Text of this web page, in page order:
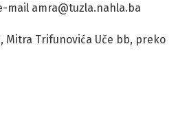
mail amra@tuzla.nahla.ba
Mitra Trifunovića Uče bb, preko